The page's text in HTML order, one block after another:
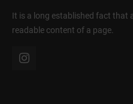
It is a long established fact that
readable content of a page.